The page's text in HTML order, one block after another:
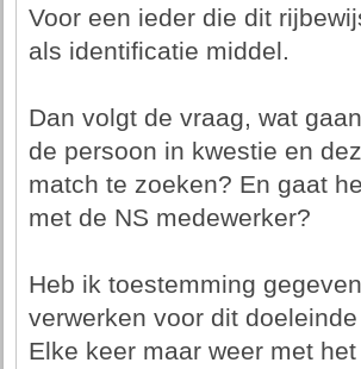
Voor een ieder die dit
als identificatie middel.
Dan volgt de vraag, wat
de persoon in kwestie en
match te zoeken? En gaat
met de NS medewerker?
Heb ik toestemming
verwerken voor dit
Elke keer maar weer met